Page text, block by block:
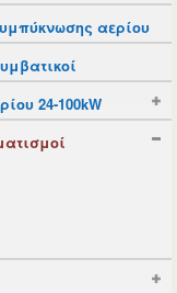
αερίου
24-100kW